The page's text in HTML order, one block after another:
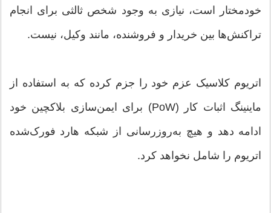
خودمختار است، نیازی به وجود شخص ثالثی برای انجام
تراکنش‌ها بین خریدار و فروشنده، مانند وکیل، نیست.
اتریوم کلاسیک عزم خود را جزم کرده که به استفاده از
ماینینگ اثبات کار (PoW) برای ایمن‌سازی بلاکچین خود
ادامه دهد و هیچ به‌روزرسانی از شبکه هارد فورک‌شده
اتریوم را شامل نخواهد کرد.